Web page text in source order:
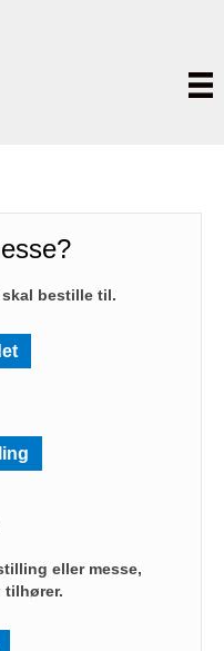
bestille til.
eller messe,
tilhører.